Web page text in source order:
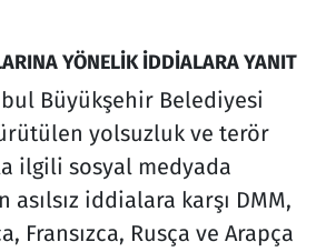
YÖNELİK İDDİALARA YANIT
Büyükşehir Belediyesi
yolsuzluk ve terör
ilgili sosyal medyada
asılsız iddialara karşı DMM,
Fransızca, Rusça ve Arapça